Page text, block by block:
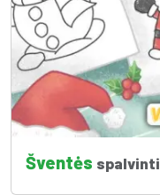
Šventės spalvinti